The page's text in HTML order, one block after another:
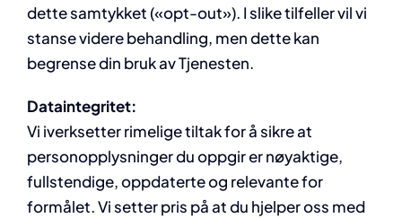
dette samtykket («opt-out»). I slike tilfeller vil vi
stanse videre behandling, men dette kan
begrense din bruk av Tjenesten.
Dataintegritet:
Vi iverksetter rimelige tiltak for å sikre at
personopplysninger du oppgir er nøyaktige,
fullstendige, oppdaterte og relevante for
formålet. Vi setter pris på at du hjelper oss med